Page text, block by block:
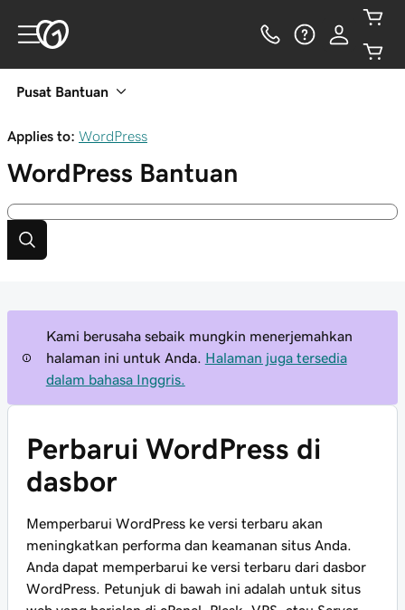
Pusat Bantuan
Applies to: WordPress
WordPress Bantuan
Kami berusaha sebaik mungkin menerjemahkan
halaman ini untuk Anda.
Halaman juga tersedia
dalam bahasa Inggris.
Perbarui WordPress di
dasbor
Memperbarui WordPress ke versi terbaru akan
meningkatkan performa dan keamanan situs Anda.
Anda dapat memperbarui ke versi terbaru dari dasbor
WordPress. Petunjuk di bawah ini adalah untuk situs